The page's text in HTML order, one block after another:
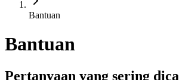
Bantuan
Bantuan
Pertanyaan yang sering